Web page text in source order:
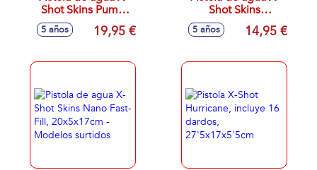
Shot Skins Pump
Action Fast-Fill,
49x18x6cm. -
5 años 19,95 €
Shot Skins
Hyperload Fast-Fill
34x17x6cm -
5 años 14,95 €